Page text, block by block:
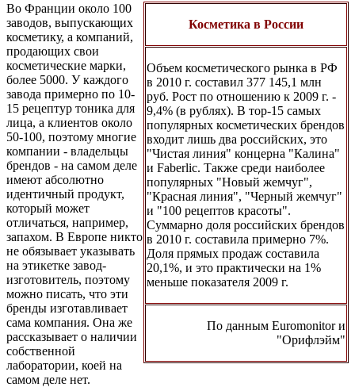
Косметика в России
Объем косметического рынка в РФ
в 2010 г. составил 377 145,1 млн
руб. Рост по отношению к 2009 г. -
9,4% (в рублях). В тop-15 самых
популярных косметических брендов
входит лишь два российских, это
"Чистая линия" концерна "Калина"
и Faberlic. Также среди наиболее
популярных "Новый жемчуг",
"Красная линия", "Черный жемчуг"
и "100 рецептов красоты".
Суммарно доля российских брендов
в 2010 г. составила примерно 7%.
Доля прямых продаж составила
20,1%, и это практически на 1%
меньше показателя 2009 г.
По данным Euromonitor и
"Орифлэйм"
Во Франции около 100
заводов, выпускающих
косметику, а компаний,
продающих свои
косметические марки,
более 5000. У каждого
завода примерно по 10-
15 рецептур тоника для
лица, а клиентов около
50-100, поэтому многие
компании - владельцы
брендов - на самом деле
имеют абсолютно
идентичный продукт,
который может
отличаться, например,
запахом. В Европе никто
не обязывает указывать
на этикетке завод-
изготовитель, поэтому
можно писать, что эти
бренды изготавливает
сама компания. Она же
рассказывает о наличии
собственной
лаборатории, коей на
самом деле нет.